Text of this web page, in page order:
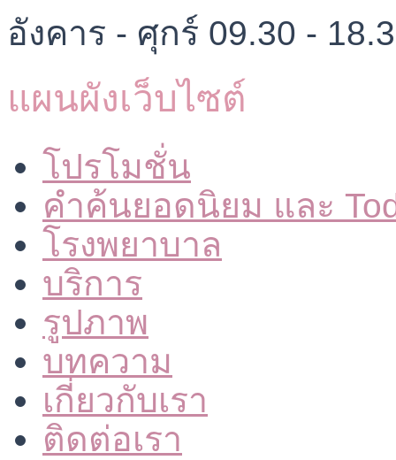
อังคาร - ศุกร์ 09.30 -
แผนผังเว็บไซต์
โปรโมชั่น
คำค้นยอดนิยม และ
โรงพยาบาล
บริการ
รูปภาพ
บทความ
เกี่ยวกับเรา
ติดต่อเรา